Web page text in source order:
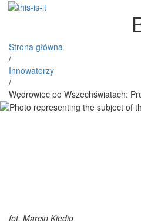
Strona główna
/
Innowatorzy
/
Wędrowiec po Wszechświatach:
fot. Marcin Kiedio